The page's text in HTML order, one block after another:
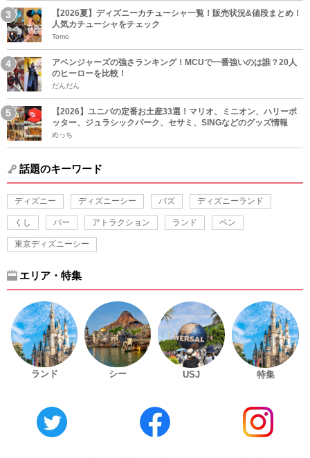
【2026夏】ディズニーカチューシャ一覧！販売状況&値段まとめ！
人気カチューシャをチェック
Tomo
アベンジャーズの強さランキング！MCUで一番強いのは誰？20人
のヒーローを比較！
だんだん
【2026】ユニバの定番お土産33選！マリオ、ミニオン、ハリーポ
ッター、ジュラシックパーク、セサミ、SINGなどのグッズ情報
めっち
話題のキーワード
ディズニー ディズニーシー バズ ディズニーランド
くし バー アトラクション ランド ペン
東京ディズニーシー
エリア・特集
ランド シー USJ 特集